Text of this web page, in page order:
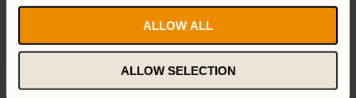
ALLOW ALL
ALLOW SELECTION
3 stjärnor
0%
1 stjärna
0%